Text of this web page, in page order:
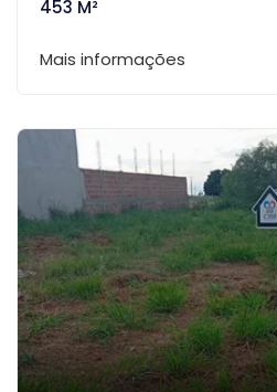
453 M²
Mais informações